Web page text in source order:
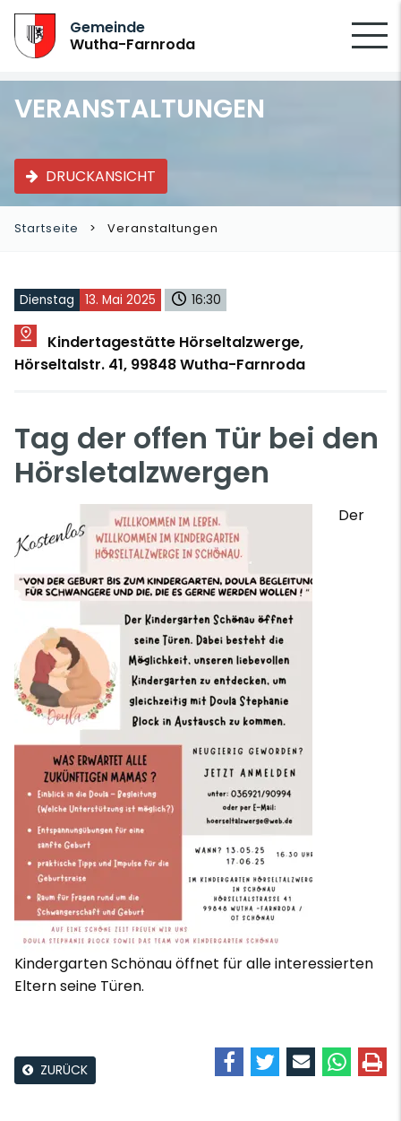
Gemeinde
Wutha-Farnroda
VERANSTALTUNGEN
DRUCKANSICHT
Startseite Veranstaltungen
Dienstag 13. Mai 2025 16:30
Kindertagestätte Hörseltalzwerge,
Hörseltalstr. 41, 99848 Wutha-Farnroda
Tag der offen Tür bei den
Hörsletalzwergen
Der
Kindergarten Schönau öffnet für alle interessierten
Eltern seine Türen.
ZURÜCK